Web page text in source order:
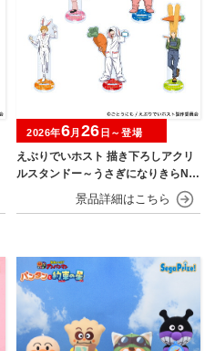
えぶりでいホスト 描き下ろしアクリ
ルスタンドー～うさぎになりきらNIG
2026年6月 26 日～登場